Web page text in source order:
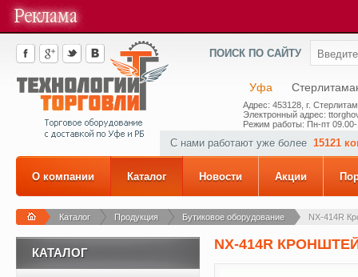
ПОИСК ПО САЙТУ
Уфа
Адрес: 453128, г.
Электронный адрес:
Режим работы: Пн-пт
С нами работают уже более 15121
О компании Каталог Новости Акции
Каталог Продукция Бутиковое оборудование NX-414R
NX-414R
КАТАЛОГ